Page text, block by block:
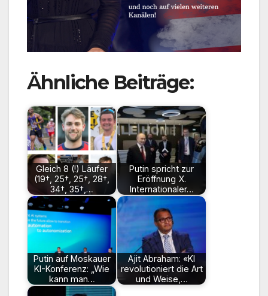
Ähnliche Beiträge:
Gleich 8 (!) Läufer
(19†, 25†, 25†, 28†,
34†, 35†,…
Putin spricht zur
Eröffnung X.
Internationaler…
Putin auf Moskauer
KI-Konferenz: „Wie
kann man…
Ajit Abraham: «KI
revolutioniert die Art
und Weise,…